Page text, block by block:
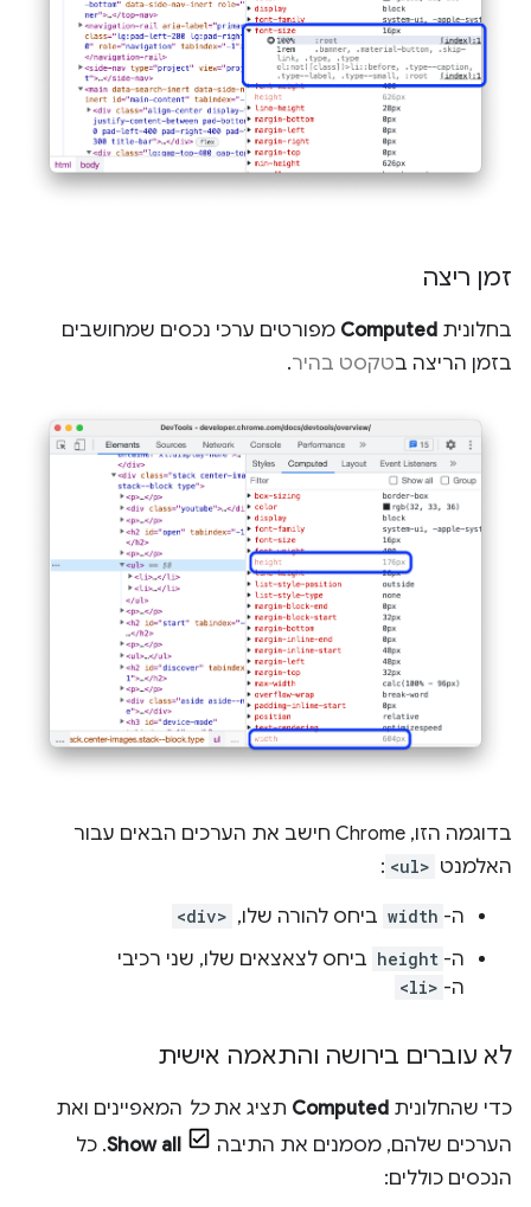
זמן ריצה
בחלונית Computed מפורטים ערכי נכסים שמחושבים
בזמן הריצה בטקסט בהיר.
בדוגמה הזו, Chrome חישב את הערכים הבאים עבור
האלמנט <ul>
:
ה- width ביחס להורה שלו, <div>
ה- height ביחס לצאצאים שלו, שני רכיבי
ה- <li>
לא עוברים בירושה והתאמה אישית
כדי שהחלונית Computed תציג אתכל המאפיינים ואת
הערכים שלהם, מסמנים את התיבה
Show all. כל
הנכסים כוללים: